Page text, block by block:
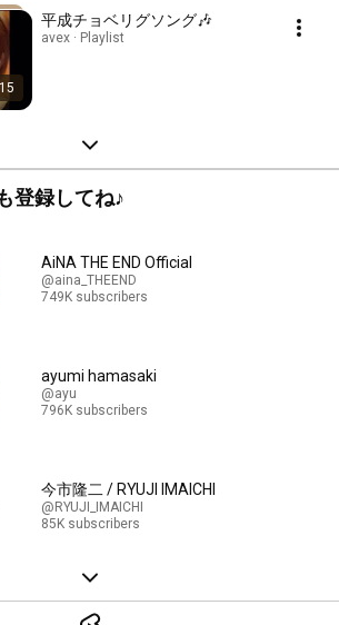
15
平成チョベリグソング🎶
avex · Playlist
登録してね♪
AiNA THE END Official
@aina_THEEND
749K subscribers
ayumi hamasaki
@ayu
796K subscribers
今市隆二 / RYUJI IMAICHI
@RYUJI_IMAICHI
85K subscribers